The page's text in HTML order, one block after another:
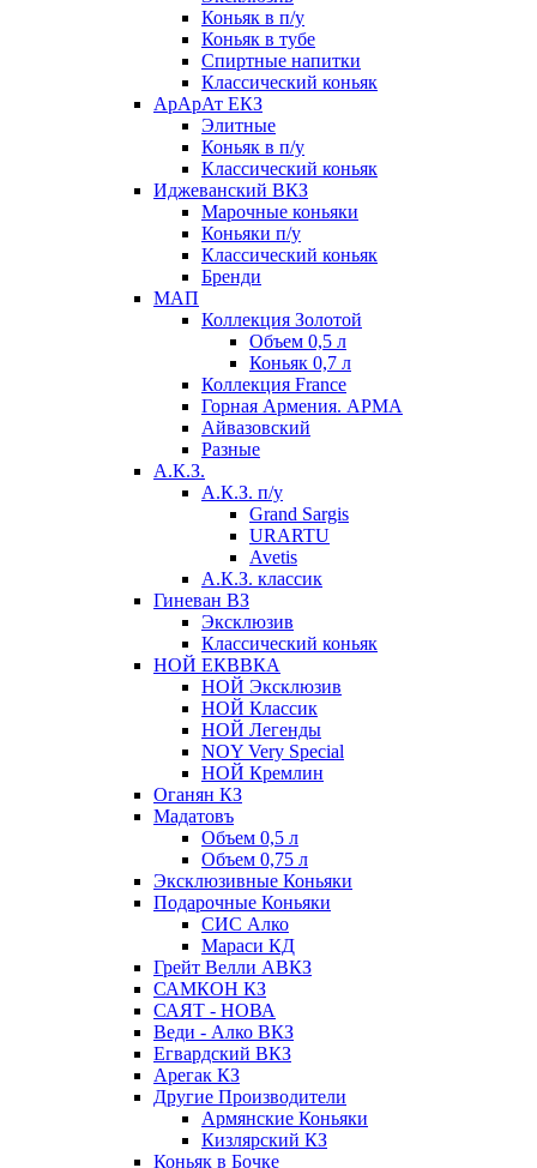
Коньяк в п/у
Коньяк в тубе
Спиртные напитки
Классический коньяк
АрАрАт ЕКЗ
Элитные
Коньяк в п/у
Классический коньяк
Иджеванский ВКЗ
Марочные коньяки
Коньяки п/у
Классический коньяк
Бренди
МАП
Коллекция Золотой
Объем 0,5 л
Коньяк 0,7 л
Коллекция France
Горная Армения. АРМА
Айвазовский
Разные
А.К.З.
А.К.З. п/у
Grand Sargis
URARTU
Avetis
А.К.З. классик
Гиневан ВЗ
Эксклюзив
Классический коньяк
НОЙ ЕКВВКА
НОЙ Эксклюзив
НОЙ Классик
НОЙ Легенды
NOY Very Speсial
НОЙ Кремлин
Оганян КЗ
Мадатовъ
Объем 0,5 л
Объем 0,75 л
Эксклюзивные Коньяки
Подарочные Коньяки
СИС Алко
Мараси КД
Грейт Велли АВКЗ
САМКОН КЗ
САЯТ - НОВА
Веди - Алко ВКЗ
Егвардский ВКЗ
Арегак КЗ
Другие Производители
Армянские Коньяки
Кизлярский КЗ
Коньяк в Бочке